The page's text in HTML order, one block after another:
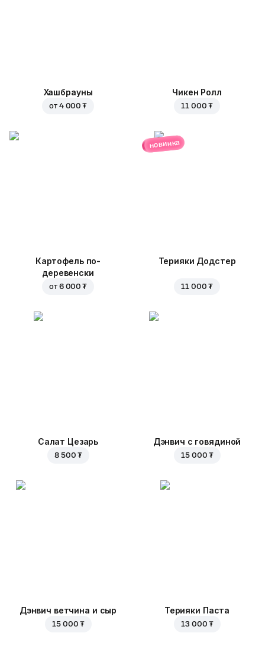
Хашбрауны
от 4 000 ₮
Чикен Ролл
11 000 ₮
Картофель по-
деревенски
от 6 000 ₮
новинка
Терияки Додстер
11 000 ₮
Салат Цезарь
8 500 ₮
Дэнвич с говядиной
15 000 ₮
Дэнвич ветчина и сыр
15 000 ₮
Терияки Паста
13 000 ₮